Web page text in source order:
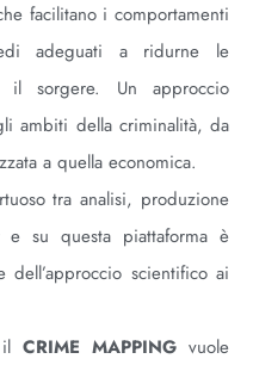
facilitano i comportamenti
adeguati a ridurne le
il sorgere. Un approccio
ambiti della criminalità, da
a quella economica.
tra analisi, produzione
su questa piattaforma è
dell’approccio scientifico ai
ilCRIME MAPPING vuole